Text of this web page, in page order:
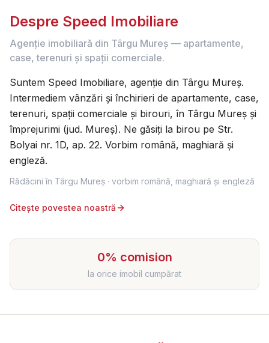
Despre Speed Imobiliare
Agenție imobiliară din Târgu Mureș — apartamente,
case, terenuri și spații comerciale.
Suntem Speed Imobiliare, agenție din Târgu Mureș.
Intermediem vânzări și închirieri de apartamente, case,
terenuri, spații comerciale și birouri, în Târgu Mureș și
împrejurimi (jud. Mureș). Ne găsiți la birou pe Str.
Bolyai nr. 1D, ap. 22. Vorbim română, maghiară și
engleză.
Rădăcini în Târgu Mureș · vorbim română, maghiară și engleză
Citește povestea noastră
0% comision
la orice imobil cumpărat